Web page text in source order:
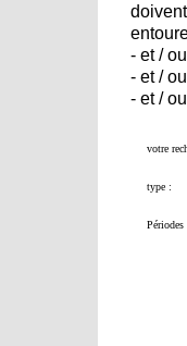
- et /
- et /
- et /
votre
type :
Périodes